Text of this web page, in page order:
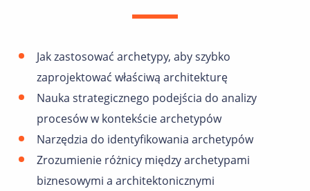
Jak zastosować archetypy, aby szybko
zaprojektować właściwą architekturę
Nauka strategicznego podejścia do analizy
procesów w kontekście archetypów
Narzędzia do identyfikowania archetypów
Zrozumienie różnicy między archetypami
biznesowymi a architektonicznymi